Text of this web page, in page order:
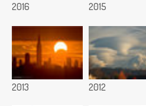
2016 2015
2013 2012